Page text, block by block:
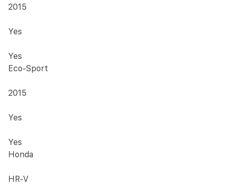
2015
Yes
Yes
Eco-Sport
2015
Yes
Yes
Honda
HR-V